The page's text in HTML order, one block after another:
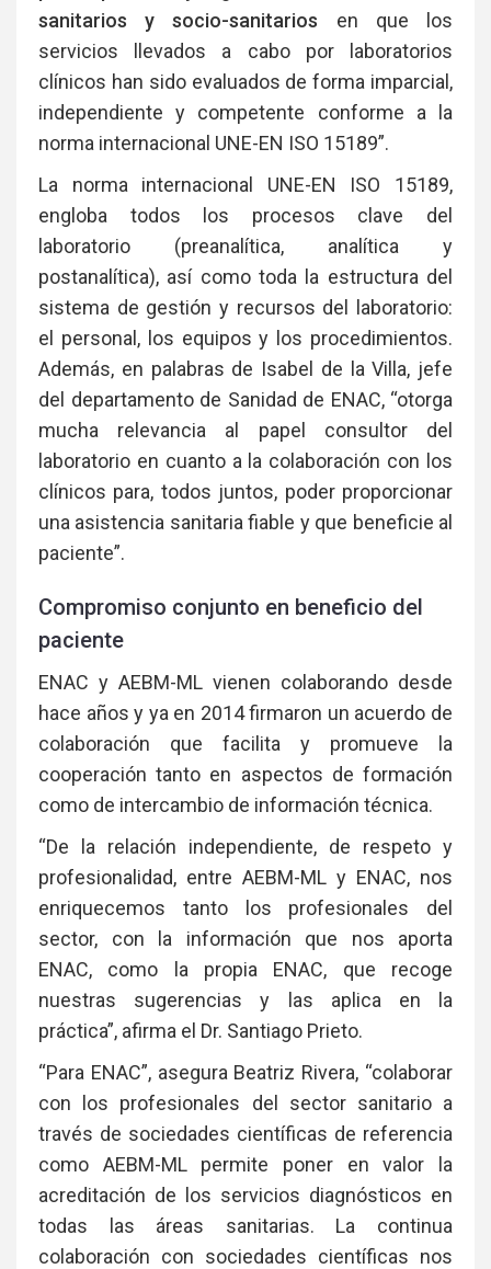
sanitarios y socio-sanitarios en que los
servicios llevados a cabo por laboratorios
clínicos han sido evaluados de forma imparcial,
independiente y competente conforme a la
norma internacional UNE-EN ISO 15189”.
La norma internacional UNE-EN ISO 15189,
engloba todos los procesos clave del
laboratorio (preanalítica, analítica y
postanalítica), así como toda la estructura del
sistema de gestión y recursos del laboratorio:
el personal, los equipos y los procedimientos.
Además, en palabras de Isabel de la Villa, jefe
del departamento de Sanidad de ENAC, “otorga
mucha relevancia al papel consultor del
laboratorio en cuanto a la colaboración con los
clínicos para, todos juntos, poder proporcionar
una asistencia sanitaria fiable y que beneficie al
paciente”.
Compromiso conjunto en beneficio del
paciente
ENAC y AEBM-ML vienen colaborando desde
hace años y ya en 2014 firmaron un acuerdo de
colaboración que facilita y promueve la
cooperación tanto en aspectos de formación
como de intercambio de información técnica.
“De la relación independiente, de respeto y
profesionalidad, entre AEBM-ML y ENAC, nos
enriquecemos tanto los profesionales del
sector, con la información que nos aporta
ENAC, como la propia ENAC, que recoge
nuestras sugerencias y las aplica en la
práctica”, afirma el Dr. Santiago Prieto.
“Para ENAC”, asegura Beatriz Rivera, “colaborar
con los profesionales del sector sanitario a
través de sociedades científicas de referencia
como AEBM-ML permite poner en valor la
acreditación de los servicios diagnósticos en
todas las áreas sanitarias. La continua
colaboración con sociedades científicas nos